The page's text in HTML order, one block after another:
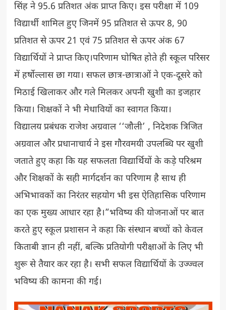
सिंह ने 95.6 प्रतिशत अंक प्राप्त किए। इस परीक्षा में 109
विद्यार्थी शामिल हुए जिनमें 95 प्रतिशत से ऊपर 8, 90
प्रतिशत से ऊपर 21 एवं 75 प्रतिशत से ऊपर अंक 67
विद्यार्थियों ने प्राप्त किए।परिणाम घोषित होते ही स्कूल परिसर
में हर्षोल्लास छा गया। सफल छात्र-छात्राओं ने एक-दूसरे को
मिठाई खिलाकर और गले मिलकर अपनी खुशी का इजहार
किया। शिक्षकों ने भी मेधावियों का स्वागत किया।
विद्यालय प्रबंधक राजेश अग्रवाल ‘‘जौली’ , निदेशक त्रिजित
अग्रवाल और प्रधानाचार्य ने इस गौरवमयी उपलब्धि पर खुशी
जताते हुए कहा कि यह सफलता विद्यार्थियों के कड़े परिश्रम
और शिक्षकों के सही मार्गदर्शन का परिणाम है साथ ही
अभिभावकों का निरंतर सहयोग भी इस ऐतिहासिक परिणाम
का एक मुख्य आधार रहा है।”भविष्य की योजनाओं पर बात
करते हुए स्कूल प्रशासन ने कहा कि संस्थान बच्चों को केवल
किताबी ज्ञान ही नहीं, बल्कि प्रतियोगी परीक्षाओं के लिए भी
शुरू से तैयार कर रहा है। सभी सफल विद्यार्थियों के उज्ज्वल
भविष्य की कामना की गई।